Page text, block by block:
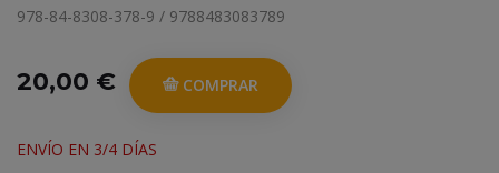
978-84-8308-378-9 / 9788483083789
20,00 € COMPRAR
ENVÍO EN 3/4 DÍAS